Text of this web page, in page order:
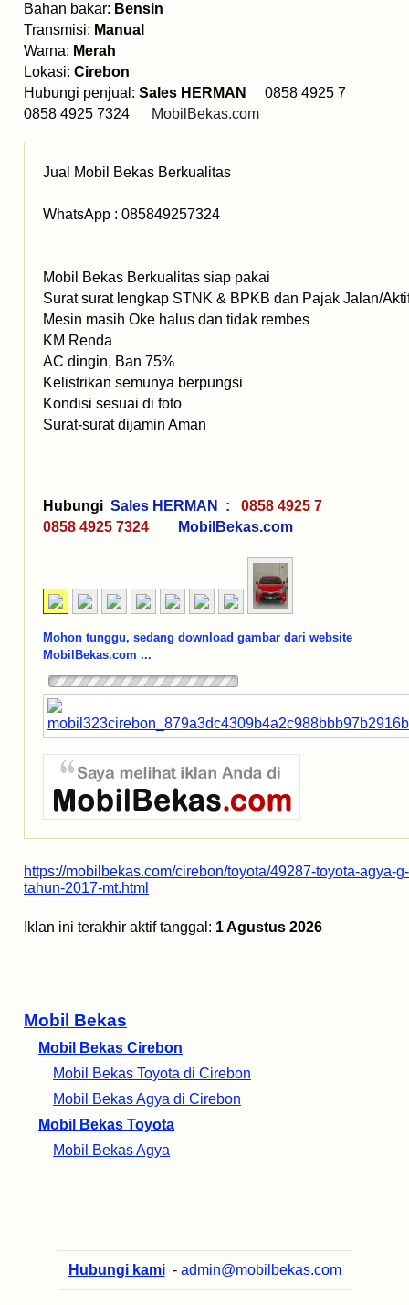
Mobil Bekas
Mobil Bekas Cirebon
Mobil Bekas Toyota di Cirebon
Mobil Bekas Agya di Cirebon
Mobil Bekas Toyota
Mobil Bekas Agya
Bahan bakar: Bensin
Transmisi: Manual
Warna: Merah
Lokasi: Cirebon
Hubungi penjual: Sales HERMAN
0858 4925 7
0858 4925 7324
MobilBekas.com
Jual Mobil Bekas Berkualitas
WhatsApp : 085849257324
Mobil Bekas Berkualitas siap pakai
Surat surat lengkap STNK & BPKB dan Pajak Jalan/
Mesin masih Oke halus dan tidak rembes
KM Renda
AC dingin, Ban 75%
Kelistrikan semunya berpungsi
Kondisi sesuai di foto
Surat-surat dijamin Aman
Hubungi Sales HERMAN :
0858 4925 7
0858 4925 7324
MobilBekas.com
Mohon tunggu, sedang download gambar dari website
MobilBekas.com ...
https://mobilbekas.com/cirebon/toyota/49287-toyota-agya-g-
tahun-2017-mt.html
Iklan ini terakhir aktif tanggal: 1 Agustus 2026
Hubungi kami - admin@mobilbekas.com